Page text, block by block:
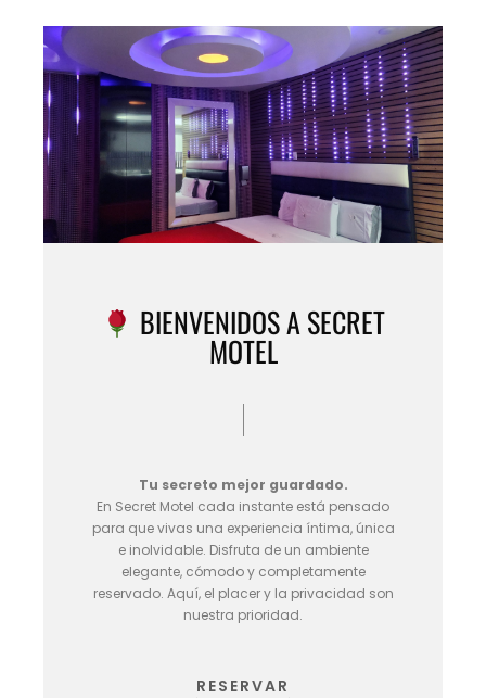
BIENVENIDOS A SECRET
MOTEL
Tu secreto mejor guardado.
En Secret Motel cada instante está pensado
para que vivas una experiencia íntima, única
e inolvidable. Disfruta de un ambiente
elegante, cómodo y completamente
reservado. Aquí, el placer y la privacidad son
nuestra prioridad.
RESERVAR